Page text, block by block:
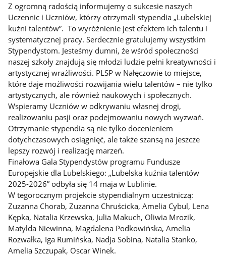
Z ogromną radością informujemy o sukcesie naszych
Uczennic i Uczniów, którzy otrzymali stypendia „Lubelskiej
kuźni talentów”. To wyróżnienie jest efektem ich talentu i
systematycznej pracy. Serdecznie gratulujemy wszystkim
Stypendystom. Jesteśmy dumni, że wśród społeczności
naszej szkoły znajdują się młodzi ludzie pełni kreatywności i
artystycznej wrażliwości. PLSP w Nałęczowie to miejsce,
które daje możliwości rozwijania wielu talentów – nie tylko
artystycznych, ale również naukowych i społecznych.
Wspieramy Uczniów w odkrywaniu własnej drogi,
realizowaniu pasji oraz podejmowaniu nowych wyzwań.
Otrzymanie stypendia są nie tylko docenieniem
dotychczasowych osiągnięć, ale także szansą na jeszcze
lepszy rozwój i realizację marzeń.
Finałowa Gala Stypendystów programu Fundusze
Europejskie dla Lubelskiego: „Lubelska kuźnia talentów
2025-2026” odbyła się 14 maja w Lublinie.
W tegorocznym projekcie stypendialnym uczestniczą:
Zuzanna Chorab, Zuzanna Chruścicka, Amelia Cybul, Lena
Kępka, Natalia Krzewska, Julia Makuch, Oliwia Mrozik,
Matylda Niewinna, Magdalena Podkowińska, Amelia
Rozwałka, Iga Rumińska, Nadja Sobina, Natalia Stanko,
Amelia Szczupak, Oscar Winek.